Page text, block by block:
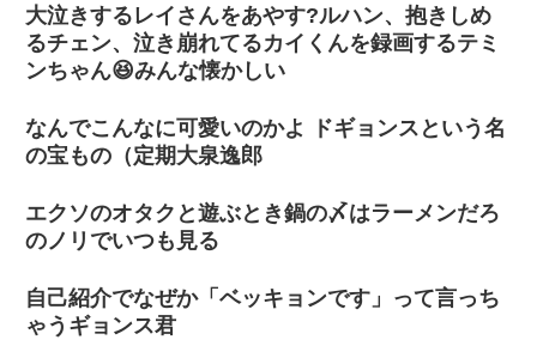
大泣きするレイさんをあやす?ルハン、抱きしめ
るチェン、泣き崩れてるカイくんを録画するテミ
ンちゃん😆みんな懐かしい
なんでこんなに可愛いのかよ ドギョンスという名
の宝もの（定期大泉逸郎
エクソのオタクと遊ぶとき鍋の〆はラーメンだろ
のノリでいつも見る
自己紹介でなぜか「ベッキョンです」って言っち
ゃうギョンス君